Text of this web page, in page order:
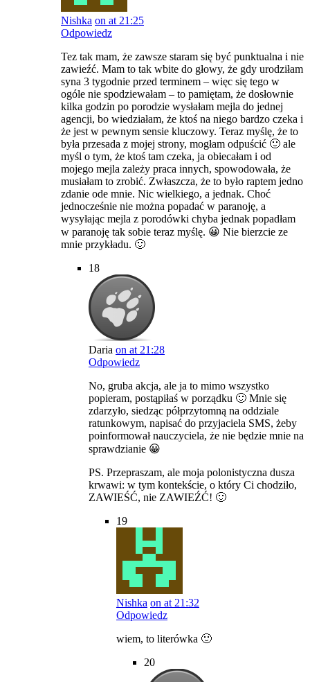
Nishka on at 21:25
Odpowiedz
Tez tak mam, że zawsze staram się być punktualna i nie
zawieźć. Mam to tak wbite do głowy, że gdy urodziłam
syna 3 tygodnie przed terminem – więc się tego w
ogóle nie spodziewałam – to pamiętam, że dosłownie
kilka godzin po porodzie wysłałam mejla do jednej
agencji, bo wiedziałam, że ktoś na niego bardzo czeka i
że jest w pewnym sensie kluczowy. Teraz myślę, że to
była przesada z mojej strony, mogłam odpuścić 🙂 ale
myśl o tym, że ktoś tam czeka, ja obiecałam i od
mojego mejla zależy praca innych, spowodowała, że
musiałam to zrobić. Zwłaszcza, że to było raptem jedno
zdanie ode mnie. Nic wielkiego, a jednak. Choć
jednocześnie nie można popadać w paranoję, a
wysyłając mejla z porodówki chyba jednak popadłam
w paranoję tak sobie teraz myślę. 😀 Nie bierzcie ze
mnie przykładu. 🙂
18
Daria on at 21:28
Odpowiedz
No, gruba akcja, ale ja to mimo wszystko
popieram, postąpiłaś w porządku 🙂 Mnie się
zdarzyło, siedząc półprzytomną na oddziale
ratunkowym, napisać do przyjaciela SMS, żeby
poinformował nauczyciela, że nie będzie mnie na
sprawdzianie 😀
PS. Przepraszam, ale moja polonistyczna dusza
krwawi: w tym kontekście, o który Ci chodziło,
ZAWIEŚĆ, nie ZAWIEŹĆ! 🙂
19
Nishka on at 21:32
Odpowiedz
wiem, to literówka 🙂
20